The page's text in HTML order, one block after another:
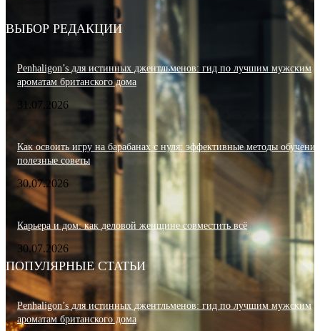
ВЫБОР РЕДАКЦИИ
Penhaligon’s для истинных джентльменов: гид по лучшим мужским
ароматам британского дома
31.07.2026
Как освоить игру на барабанах с нуля: эффективные методы
полезные советы
30.07.2026
Карьера и дом: как деловой женщине совместить всё
30.07.2026
ПОПУЛЯРНЫЕ СТАТЬИ
Penhaligon’s для истинных джентльменов: гид по лучшим мужским
ароматам британского дома